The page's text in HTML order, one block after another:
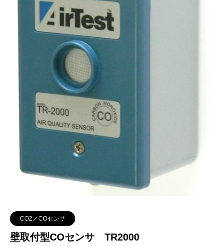
CO2／COセンサ
壁取付型COセンサ TR2000